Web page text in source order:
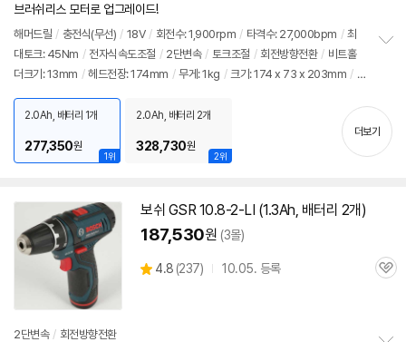
브러쉬리스 모터로 업그레이드!
해머드릴 / 충전식(무선) / 18V / 회전수: 1,900rpm / 타격수: 27,000bpm / 최
대토크: 45Nm / 전자식속도조절 / 2단변속 / 토크조절 / 회전방향전환 / 비트홀
더크기: 13mm / 헤드전장: 174mm / 무게: 1kg / 크기: 174 x 73 x 203mm /
세서리
기
1위
2.0Ah, 배터리 1개
277,350원
2위
2.0Ah, 배터리 2개
328,730원
더보기
보쉬 GSR 10.8-2-LI (1.3Ah, 배터리 2개)
187,530원 (3몰)
별
4.8 (상
237) 10.05. 등록
관
2단변속 / 회전방향전환